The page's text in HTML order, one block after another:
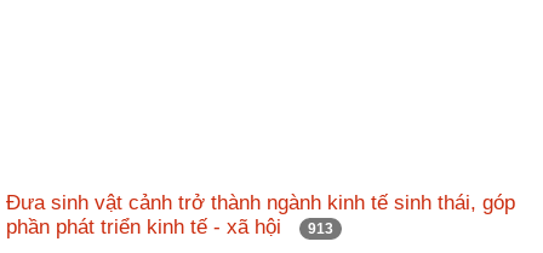
Đưa sinh vật cảnh trở thành ngành kinh tế sinh thái, góp
phần phát triển kinh tế - xã hội
913